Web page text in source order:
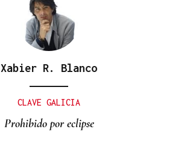
Xabier R. Blanco
CLAVE GALICIA
Prohibido por eclipse